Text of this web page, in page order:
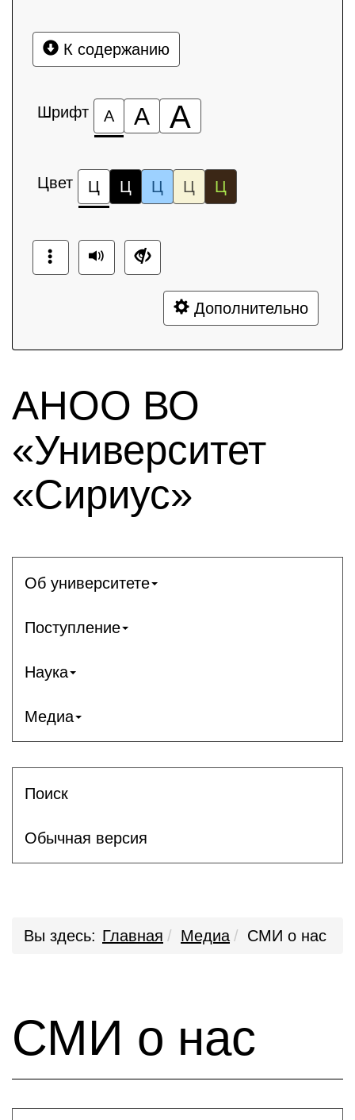
К содержанию
Шрифт А А А
Цвет Ц Ц Ц Ц Ц
Дополнительно
АНОО ВО
«Университет
«Сириус»
Об университете
Поступление
Наука
Медиа
Поиск
Обычная версия
Вы здесь: Главная Медиа СМИ о нас
СМИ о нас